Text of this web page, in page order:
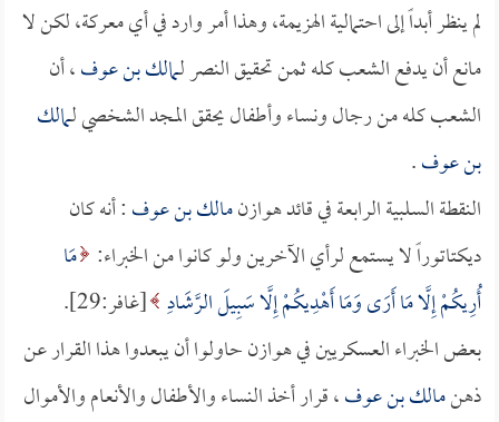
لم ينظر أبداً إلى احتمالية الهزيمة، وهذا أمر وارد في أي معركة، لكن لا
مانع أن يدفع الشعب كله ثمن تحقيق النصر لـمالك بن عوف، أن
الشعب كله من رجال ونساء وأطفال يحقق المجد الشخصي لـمالك
بن عوف.
النقطة السلبية الرابعة في قائد هوازنمالك بن عوف: أنه كان
ديكتاتوراً لا يستمع لرأي الآخرين ولو كانوا من الخبراء: مَا
أُرِيكُمْ إِلَّا مَا أَرَى وَمَا أَهْدِيكُمْ إِلَّا سَبِيلَ الرَّشَادِ [غافر:29].
بعض الخبراء العسكريين في هوازن حاولوا أن يبعدوا هذا القرار عن
ذهنمالك بن عوف، قرار أخذ النساء والأطفال والأنعام والأموال